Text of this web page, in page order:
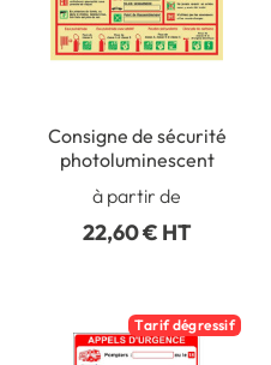
Consigne de sécurité
photoluminescent
à partir de
22,60 € HT
Tarif dégressif